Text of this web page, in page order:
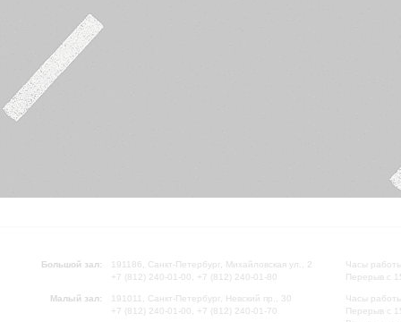
Большой зал:
191186, Санкт-Петербург, Михайловская ул., 2
+7 (812) 240-01-00, +7 (812) 240-01-80
Малый зал:
191011, Санкт-Петербург, Невский пр., 30
+7 (812) 240-01-00, +7 (812) 240-01-70
Часы
Перерыв с
Часы
Перерыв с